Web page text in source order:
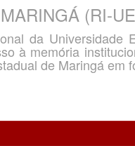
(RI-
da Universidade
à memória
de Maringá em